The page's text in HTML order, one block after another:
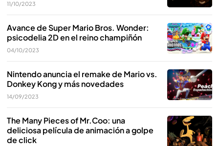
11/10/2023
Avance de Super Mario Bros. Wonder:
psicodelia 2D en el reino champiñón
04/10/2023
Nintendo anuncia el remake de Mario vs.
Donkey Kong y más novedades
14/09/2023
The Many Pieces of Mr.Coo: una
deliciosa película de animación a golpe
de click